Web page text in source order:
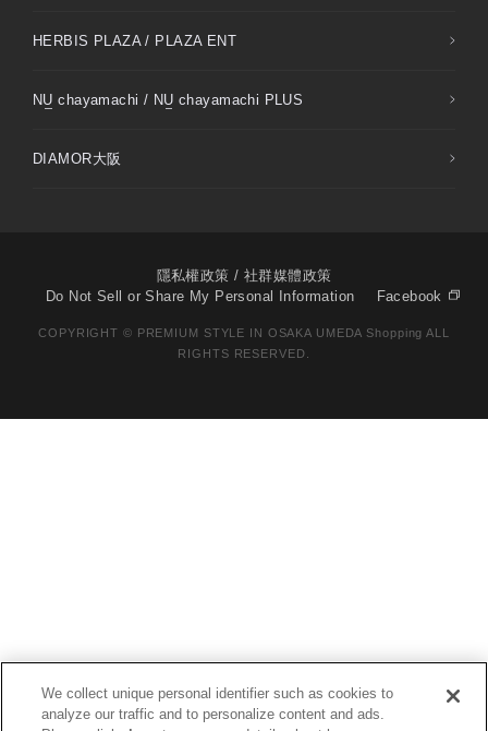
HERBIS PLAZA / PLAZA ENT
NU chayamachi / NU chayamachi PLUS
DIAMOR大阪
隱私權政策 / 社群媒體政策
Do Not Sell or Share My Personal Information
Facebook
COPYRIGHT © PREMIUM STYLE IN OSAKA UMEDA Shopping ALL
RIGHTS RESERVED.
We collect unique personal identifier such as cookies to
analyze our traffic and to personalize content and ads.